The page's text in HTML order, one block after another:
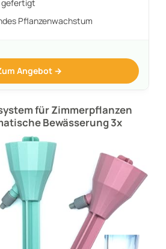
gefertigt
Pflanzenwachstum
Angebot →
für Zimmerpflanzen
Bewässerung 3x